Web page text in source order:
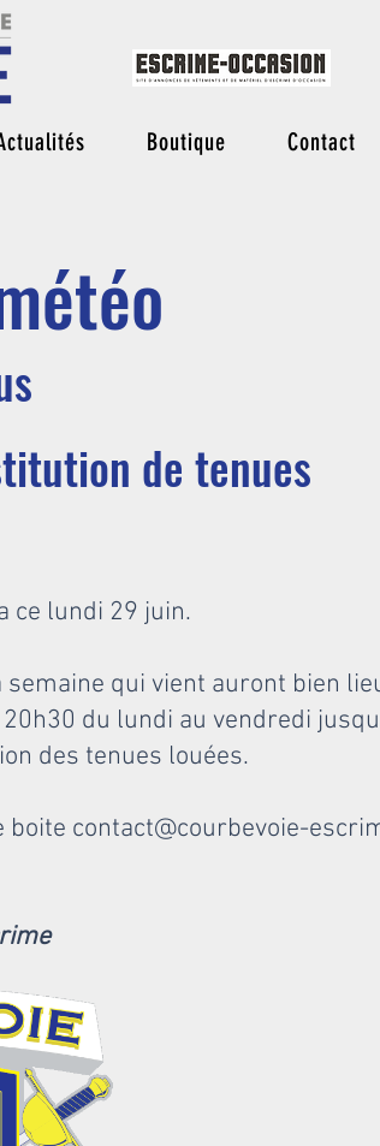
Boutique Contact
de tenues
ce lundi 29 juin.
qui vient auront bien
du lundi au vendredi
des tenues louées.
contact@courbevoie-